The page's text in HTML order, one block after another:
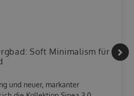
Soft Minimalism für
und neuer, markanter